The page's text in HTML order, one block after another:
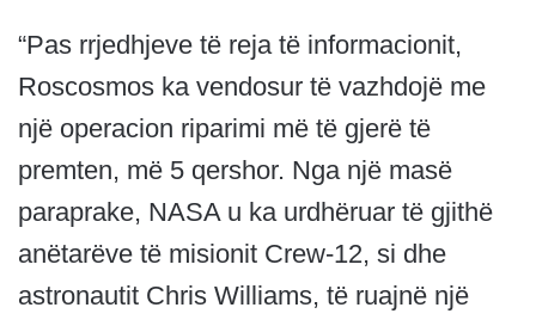
“Pas rrjedhjeve të reja të informacionit,
Roscosmos ka vendosur të vazhdojë me
një operacion riparimi më të gjerë të
premten, më 5 qershor. Nga një masë
paraprake, NASA u ka urdhëruar të gjithë
anëtarëve të misionit Crew-12, si dhe
astronautit Chris Williams, të ruajnë një